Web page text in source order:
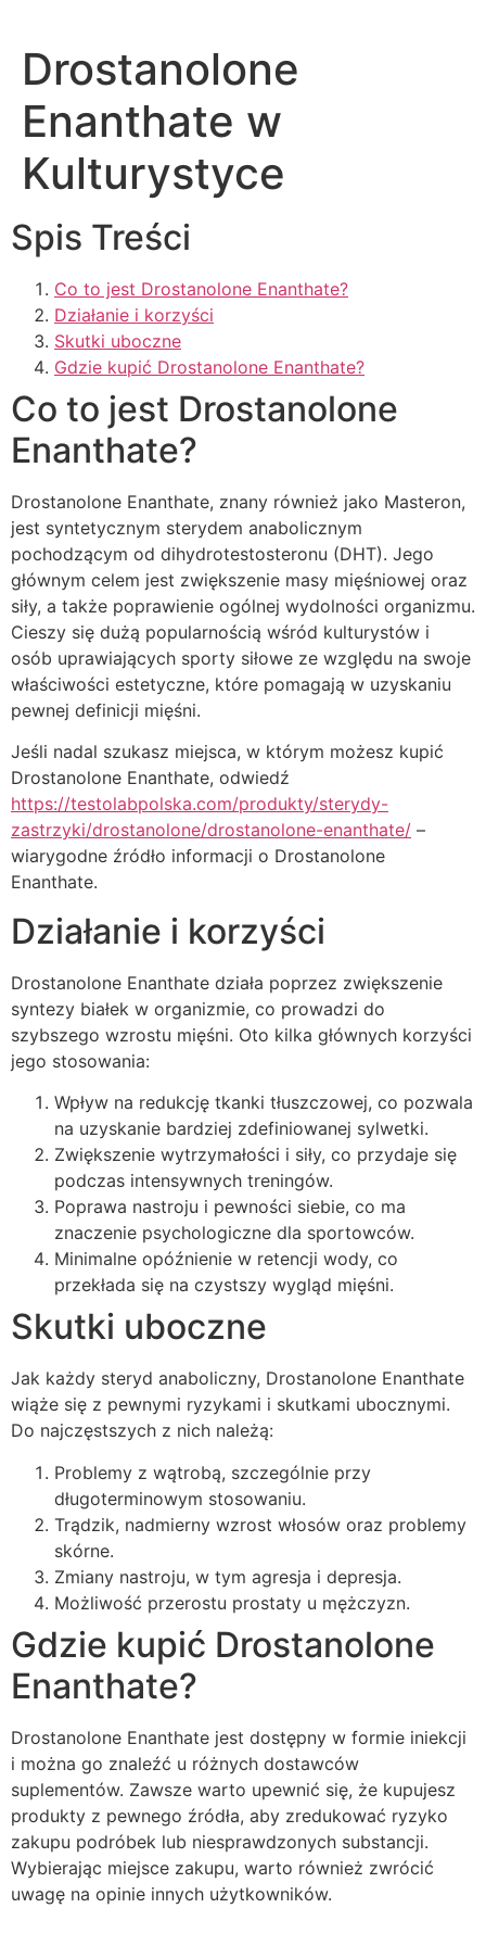
content
Drostanolone
Enanthate w
Kulturystyce
Spis Treści
Co to jest Drostanolone Enanthate?
Działanie i korzyści
Skutki uboczne
Gdzie kupić Drostanolone Enanthate?
Co to jest Drostanolone
Enanthate?
Drostanolone Enanthate, znany również jako Masteron,
jest syntetycznym sterydem anabolicznym
pochodzącym od dihydrotestosteronu (DHT). Jego
głównym celem jest zwiększenie masy mięśniowej oraz
siły, a także poprawienie ogólnej wydolności organizmu.
Cieszy się dużą popularnością wśród kulturystów i
osób uprawiających sporty siłowe ze względu na swoje
właściwości estetyczne, które pomagają w uzyskaniu
pewnej definicji mięśni.
Jeśli nadal szukasz miejsca, w którym możesz kupić
Drostanolone Enanthate, odwiedź
https://testolabpolska.com/produkty/sterydy-
zastrzyki/drostanolone/drostanolone-enanthate/ –
wiarygodne źródło informacji o Drostanolone
Enanthate.
Działanie i korzyści
Drostanolone Enanthate działa poprzez zwiększenie
syntezy białek w organizmie, co prowadzi do
szybszego wzrostu mięśni. Oto kilka głównych korzyści
jego stosowania:
Wpływ na redukcję tkanki tłuszczowej, co pozwala
na uzyskanie bardziej zdefiniowanej sylwetki.
Zwiększenie wytrzymałości i siły, co przydaje się
podczas intensywnych treningów.
Poprawa nastroju i pewności siebie, co ma
znaczenie psychologiczne dla sportowców.
Minimalne opóźnienie w retencji wody, co
przekłada się na czystszy wygląd mięśni.
Skutki uboczne
Jak każdy steryd anaboliczny, Drostanolone Enanthate
wiąże się z pewnymi ryzykami i skutkami ubocznymi.
Do najczęstszych z nich należą:
Problemy z wątrobą, szczególnie przy
długoterminowym stosowaniu.
Trądzik, nadmierny wzrost włosów oraz problemy
skórne.
Zmiany nastroju, w tym agresja i depresja.
Możliwość przerostu prostaty u mężczyzn.
Gdzie kupić Drostanolone
Enanthate?
Drostanolone Enanthate jest dostępny w formie iniekcji
i można go znaleźć u różnych dostawców
suplementów. Zawsze warto upewnić się, że kupujesz
produkty z pewnego źródła, aby zredukować ryzyko
zakupu podróbek lub niesprawdzonych substancji.
Wybierając miejsce zakupu, warto również zwrócić
uwagę na opinie innych użytkowników.